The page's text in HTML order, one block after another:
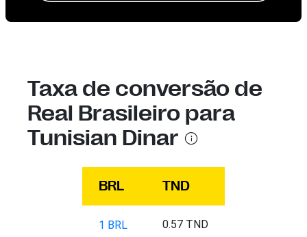
Taxa de conversão de
Real Brasileiro para
Tunisian Dinar
BRL TND
1 BRL 0.57 TND